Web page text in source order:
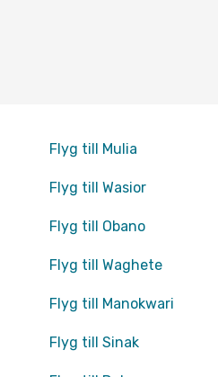
Flyg till Mulia
Flyg till Wasior
Flyg till Obano
Flyg till Waghete
Flyg till Manokwari
Flyg till Sinak